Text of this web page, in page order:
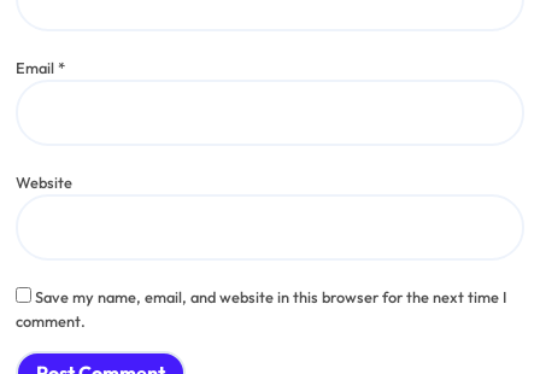
Email*
Website
Save my name, email, and website in this browser for the next time I
comment.